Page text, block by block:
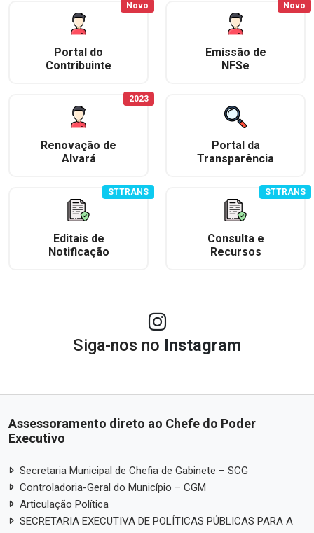
Portal do
Contribuinte
Novo
Emissão de
NFSe
Novo
Renovação de
Alvará
2023
Portal da
Transparência
Editais de
Notificação
STTRANS
Consulta e
Recursos
STTRANS
Siga-nos no Instagram
Assessoramento direto ao Chefe do Poder
Executivo
Secretaria Municipal de Chefia de Gabinete – SCG
Controladoria-Geral do Município – CGM
Articulação Política
SECRETARIA EXECUTIVA DE POLÍTICAS PÚBLICAS PARA A